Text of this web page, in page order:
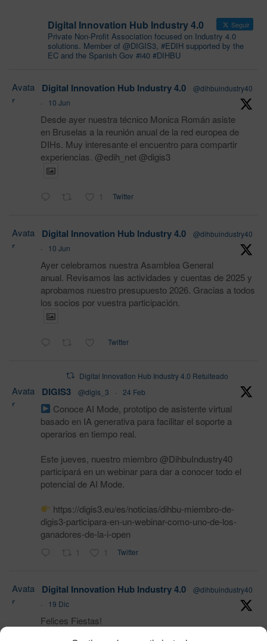
Digital Innovation Hub Industry 4.0 Seguir
Private Non-Profit Association focused on Industry 4.0
solutions. Member of @DIGIS3, #EDIH supported by the
EC and the Spanish Gov #i40 #DIHBU
Avata
r
Digital Innovation Hub Industry 4.0
@dihbuindustry40
·
10 Jun
Desde ayer nuestra técnico Monica Román asiste
en Bruselas a la reunión anual de la red europea de
DIHs. Muy interesante el encuentro para compartir
experiencias. @edih_net @digis3
1 Twitter
Avata
r
Digital Innovation Hub Industry 4.0
@dihbuindustry40
·
10 Jun
Ayer celebramos nuestra Asamblea General
anual. Revisamos las actividades y cuentas de 2025 y
aprobamos nuestro presupuesto 2026. Gracias a todos
los socios por vuestra participación.
Twitter
Digital Innovation Hub Industry 4.0 Retuiteado
Avata
r
DIGIS3 @digis_3 · 24 Feb
Conoce AI Mode, prototipo de asistente virtual
basado en IA generativa para facilitar el soporte a
operarios en tiempo real.
Este jueves, nuestro miembro @DihbuIndustry40
participará en un webinar para dar a conocer todo el
potencial de AI Mode.
https://digis3.eu/es/noticias/dihbu-miembro-de-
digis3-participara-en-un-webinar-como-uno-de-los-
ganadores-de-la-i-open
1 1 Twitter
Avata
r
Digital Innovation Hub Industry 4.0
@dihbuindustry40
·
19 Dic
Felices Fiestas!